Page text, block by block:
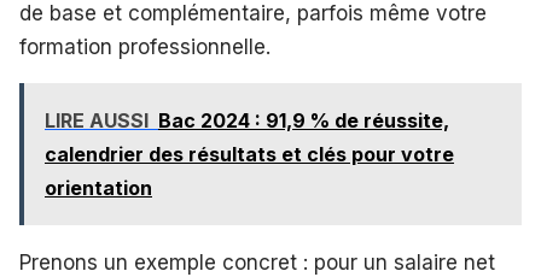
de base et complémentaire, parfois même votre
formation professionnelle.
LIRE AUSSI Bac 2024 : 91,9 % de réussite,
calendrier des résultats et clés pour votre
orientation
Prenons un exemple concret : pour un salaire net